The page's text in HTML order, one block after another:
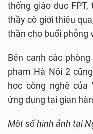
thống giáo dục
thầy cô giới thiệu
thần cho buổi phỏng
Bên cạnh các
phạm Hà Nội 2
học công nghệ của
ứng dụng tại gian
Một số hình ảnh tại